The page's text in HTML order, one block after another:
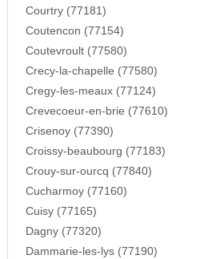
Courtry (77181)
Coutencon (77154)
Coutevroult (77580)
Crecy-la-chapelle (77580)
Cregy-les-meaux (77124)
Crevecoeur-en-brie (77610)
Crisenoy (77390)
Croissy-beaubourg (77183)
Crouy-sur-ourcq (77840)
Cucharmoy (77160)
Cuisy (77165)
Dagny (77320)
Dammarie-les-lys (77190)